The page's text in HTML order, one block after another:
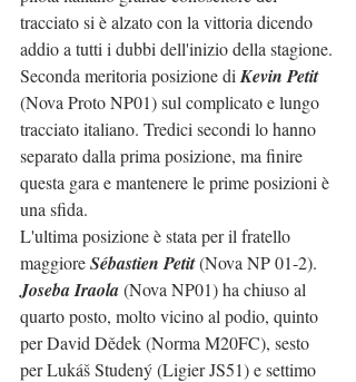
tracciato si è alzato con la vittoria dicendo
addio a tutti i dubbi dell'inizio della stagione.
Seconda meritoria posizione di Kevin Petit
(Nova Proto NP01) sul complicato e lungo
tracciato italiano. Tredici secondi lo hanno
separato dalla prima posizione, ma finire
questa gara e mantenere le prime posizioni è
una sfida.
L'ultima posizione è stata per il fratello
maggiore Sébastien Petit (Nova NP 01-2).
Joseba Iraola (Nova NP01) ha chiuso al
quarto posto, molto vicino al podio, quinto
per David Dědek (Norma M20FC), sesto
per Lukáš Studený (Ligier JS51) e settimo